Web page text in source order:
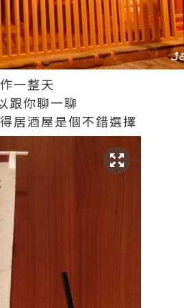
一整天
跟你聊一聊
居酒屋是個不錯選擇